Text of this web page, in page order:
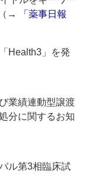
→
「薬事日報
Health3」を発
業績連動型譲渡
分に関するお知
ル第3相臨床試